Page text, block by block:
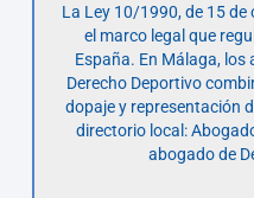
La Ley 10/1990, de 15 de
el marco legal que
España. En Málaga, los
Derecho Deportivo
dopaje y representación
directorio local:
abogado de